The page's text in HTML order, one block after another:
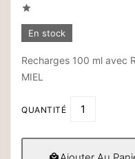

En stock
Recharges 100 ml avec
MIEL
QUANTITÉ